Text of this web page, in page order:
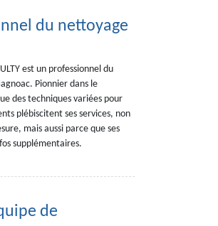
du nettoyage
est un professionnel du
Pionnier dans le
des techniques variées pour
plébiscitent ses services, non
mais aussi parce que ses
supplémentaires.
de